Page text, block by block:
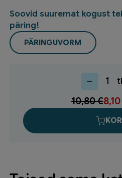
Soovid suuremat kogust
päring!
PÄRINGUVORM
oranz
04843-
00008-
10,80€8,10